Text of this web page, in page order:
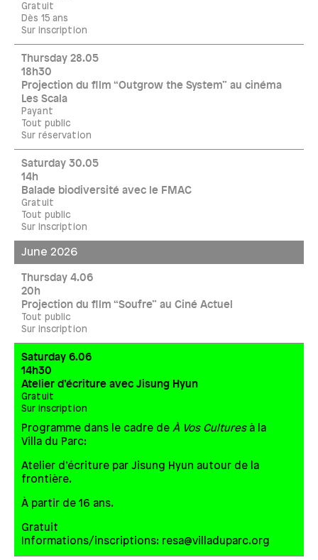
Gratuit
Dès 15 ans
Sur inscription
Thursday 28.05
18h30
Projection du film “Outgrow the System” au cinéma
Les Scala
Payant
Tout public
Sur réservation
Saturday 30.05
14h
Balade biodiversité avec le FMAC
Gratuit
Tout public
Sur inscription
June 2026
Thursday 4.06
20h
Projection du film “Soufre” au Ciné Actuel
Tout public
Sur inscription
Saturday 6.06
14h30
Atelier d’écriture avec Jisung Hyun
Gratuit
Sur inscription
Programme dans le cadre de À Vos Culturesà la
Villa du Parc:
Atelier d’écriture par Jisung Hyun autour de la
frontière.
À partir de 16 ans.
Gratuit
Informations/inscriptions: resa@villaduparc.org